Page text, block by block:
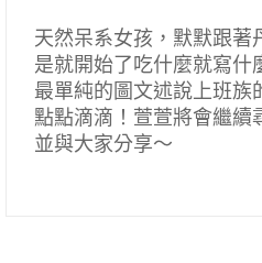
天然呆系女孩，默默跟著
是就開始了吃什麼就寫什
最單純的圖文述說上班族
點點滴滴！萱萱將會繼續
並與大家分享～